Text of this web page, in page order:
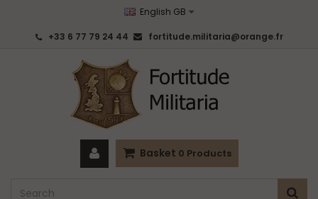
English GB
+33 6 77 79 24 44 fortitude.militaria@orange.fr
Basket 0 Products